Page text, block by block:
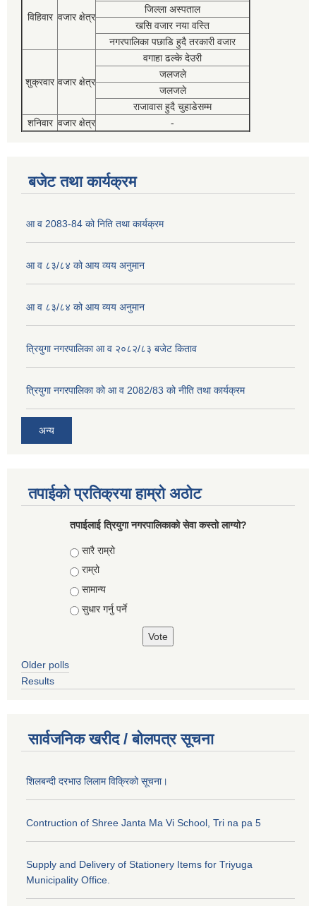
विहिवार वजार क्षेत्र
जिल्ला अस्पताल
खसि वजार नया वस्ति
नगरपालिका पछाडि हुदै तरकारी वजार
शुक्रवार वजार क्षेत्र
वगाहा ढल्के देउरी
जलजले
जलजले
राजावास हुदै चुहाडेसम्म
शनिवार वजार क्षेत्र -
बजेट तथा कार्यक्रम
आ व 2083-84 को निति तथा कार्यक्रम
आ व ८३/८४ को आय व्यय अनुमान
आ व ८३/८४ को आय व्यय अनुमान
त्रियुगा नगरपालिका आ व २०८२/८३ बजेट किताव
त्रियुगा नगरपालिका को आ व 2082/83 को नीति तथा कार्यक्रम
अन्य
तपाईको प्रतिक्रया हाम्रो अठोट
तपाईलाई त्रियुगा नगरपालिकाको सेवा कस्तो लाग्यो?
Choices
सारै राम्रो
राम्रो
सामान्य
सुधार गर्नु पर्ने
Older polls
Results
सार्वजनिक खरीद / बोलपत्र सूचना
शिलबन्दी दरभाउ लिलाम विक्रिको सूचना।
Contruction of Shree Janta Ma Vi School, Tri na pa 5
Supply and Delivery of Stationery Items for Triyuga
Municipality Office.